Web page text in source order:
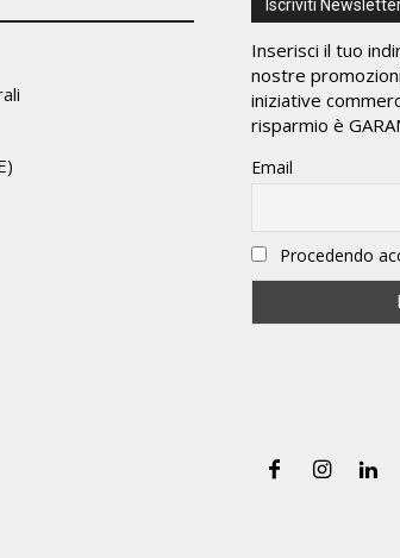
Iscriviti
Inserisci il tuo
nostre
iniziative
risparmio è
Email
Procedendo